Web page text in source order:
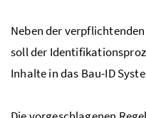
Neben der
soll der
Inhalte in das Bau-ID